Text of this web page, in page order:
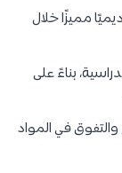
مميزًا خلال
الدراسية، بناءً على
في المواد